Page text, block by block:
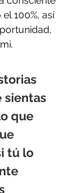
100%, así
sientas
que
tú lo